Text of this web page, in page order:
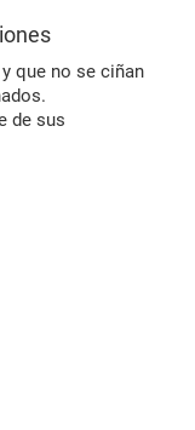
que no se ciñan
de sus